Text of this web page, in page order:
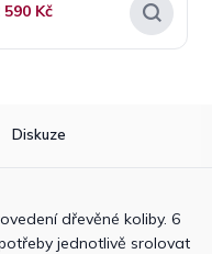
590 Kč
Diskuze
dřevěné koliby. 6
jednotlivě srolovat